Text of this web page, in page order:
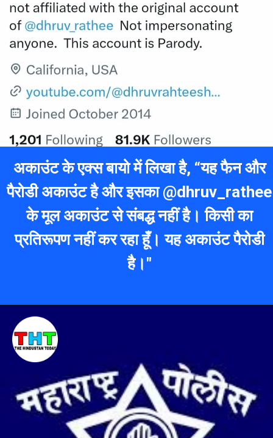
अकाउंट के एक्स बायो में लिखा है, “यह फैन और
पैरोडी अकाउंट है और इसका @dhruv_rathee
के मूल अकाउंट से संबद्ध नहीं है। किसी का
प्रतिरूपण नहीं कर रहा हूँ। यह अकाउंट पैरोडी
है।"